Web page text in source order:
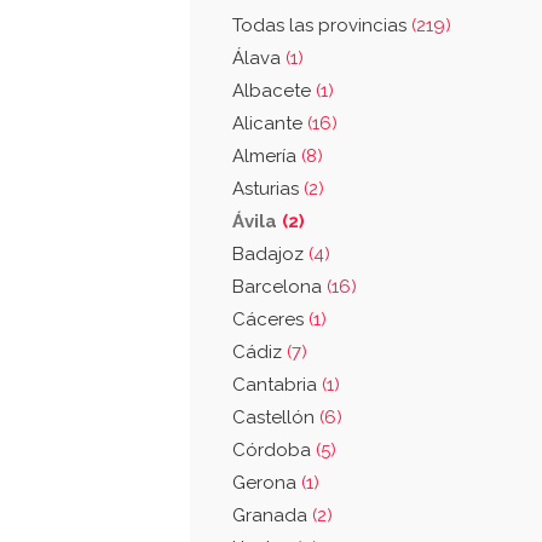
Todas las provincias (219)
Álava (1)
Albacete (1)
Alicante (16)
Almería (8)
Asturias (2)
Ávila (2)
Badajoz (4)
Barcelona (16)
Cáceres (1)
Cádiz (7)
Cantabria (1)
Castellón (6)
Córdoba (5)
Gerona (1)
Granada (2)